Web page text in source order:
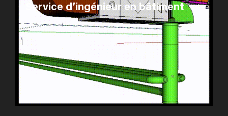
Service d’ingénieur en bâtiment